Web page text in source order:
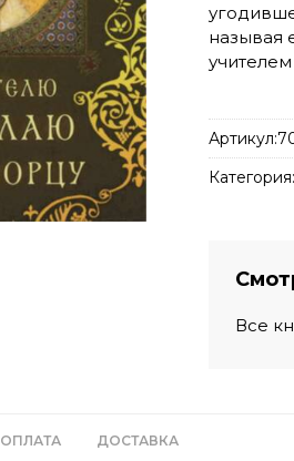
называя
Артикул:
Категория:
Все
ОПЛАТА ДОСТАВКА